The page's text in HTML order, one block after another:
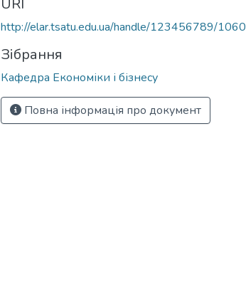
URI
http://elar.tsatu.edu.ua/handle/123456789/1060
Зібрання
Кафедра Економіки і бізнесу
Повна інформація про документ